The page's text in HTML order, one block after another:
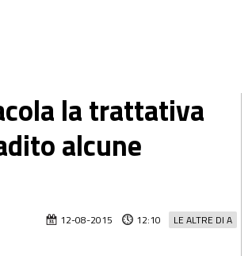
la trattativa
alcune
LE ALTRE DI A
12-08-2015 12:10